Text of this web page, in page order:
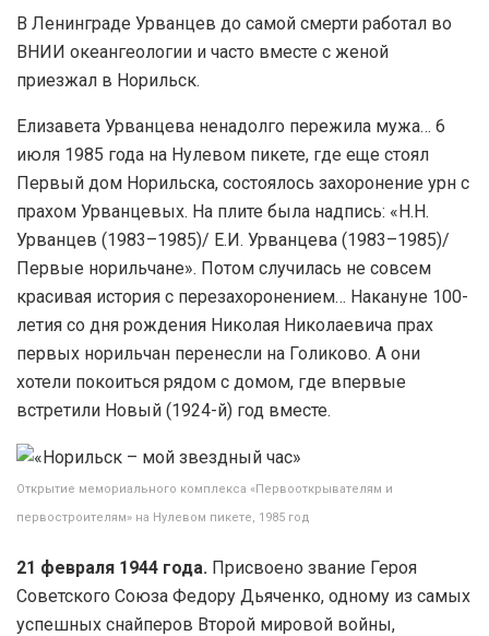
В Ленинграде Урванцев до самой смерти работал во
ВНИИ океангеологии и часто вместе с женой
приезжал в Норильск.
Елизавета Урванцева ненадолго пережила мужа… 6
июля 1985 года на Нулевом пикете, где еще стоял
Первый дом Норильска, состоялось захоронение урн с
прахом Урванцевых. На плите была надпись: «Н.Н.
Урванцев (1983–1985)/ Е.И. Урванцева (1983–1985)/
Первые норильчане». Потом случилась не совсем
красивая история с перезахоронением… Накануне 100-
летия со дня рождения Николая Николаевича прах
первых норильчан перенесли на Голиково. А они
хотели покоиться рядом с домом, где впервые
встретили Новый (1924-й) год вместе.
Открытие мемориального комплекса «Первооткрывателям и
первостроителям» на Нулевом пикете, 1985 год
21 февраля 1944 года. Присвоено звание Героя
Советского Союза Федору Дьяченко, одному из самых
успешных снайперов Второй мировой войны,